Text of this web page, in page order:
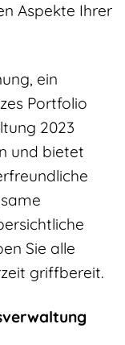
Aspekte Ihrer
ein
Portfolio
2023
und bietet
Sie alle
griffbereit.